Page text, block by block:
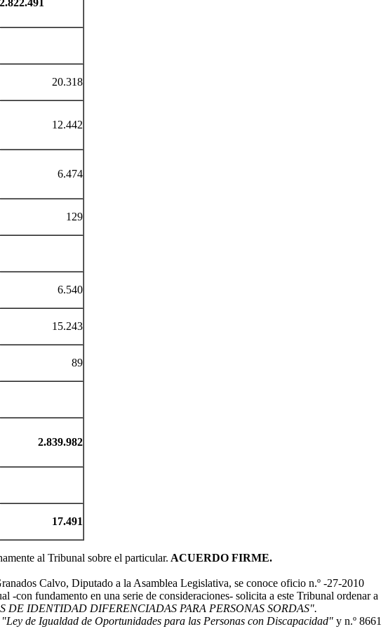
2.822.491
20.318
12.442
6.474
129
6.540
15.243
89
2.839.982
17.491
al Tribunal sobre el particular. ACUERDO FIRME.
Calvo, Diputado a la Asamblea Legislativa, se conoce oficio n.º -27-2010
con fundamento en una serie de consideraciones- solicita a este Tribunal ordenar a
DE IDENTIDAD DIFERENCIADAS PARA PERSONAS SORDAS".
"Ley de Igualdad de Oportunidades para las Personas con Discapacidad" y n.º 8661